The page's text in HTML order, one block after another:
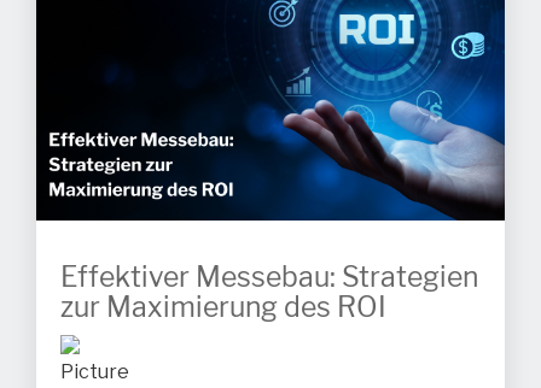
Effektiver Messebau: Strategien
zur Maximierung des ROI